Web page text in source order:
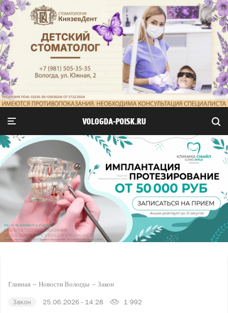
VOLOGDA-POISK.RU
Главная Новости Вологды Закон
Закон 25.06.2026 - 14:28 1 992